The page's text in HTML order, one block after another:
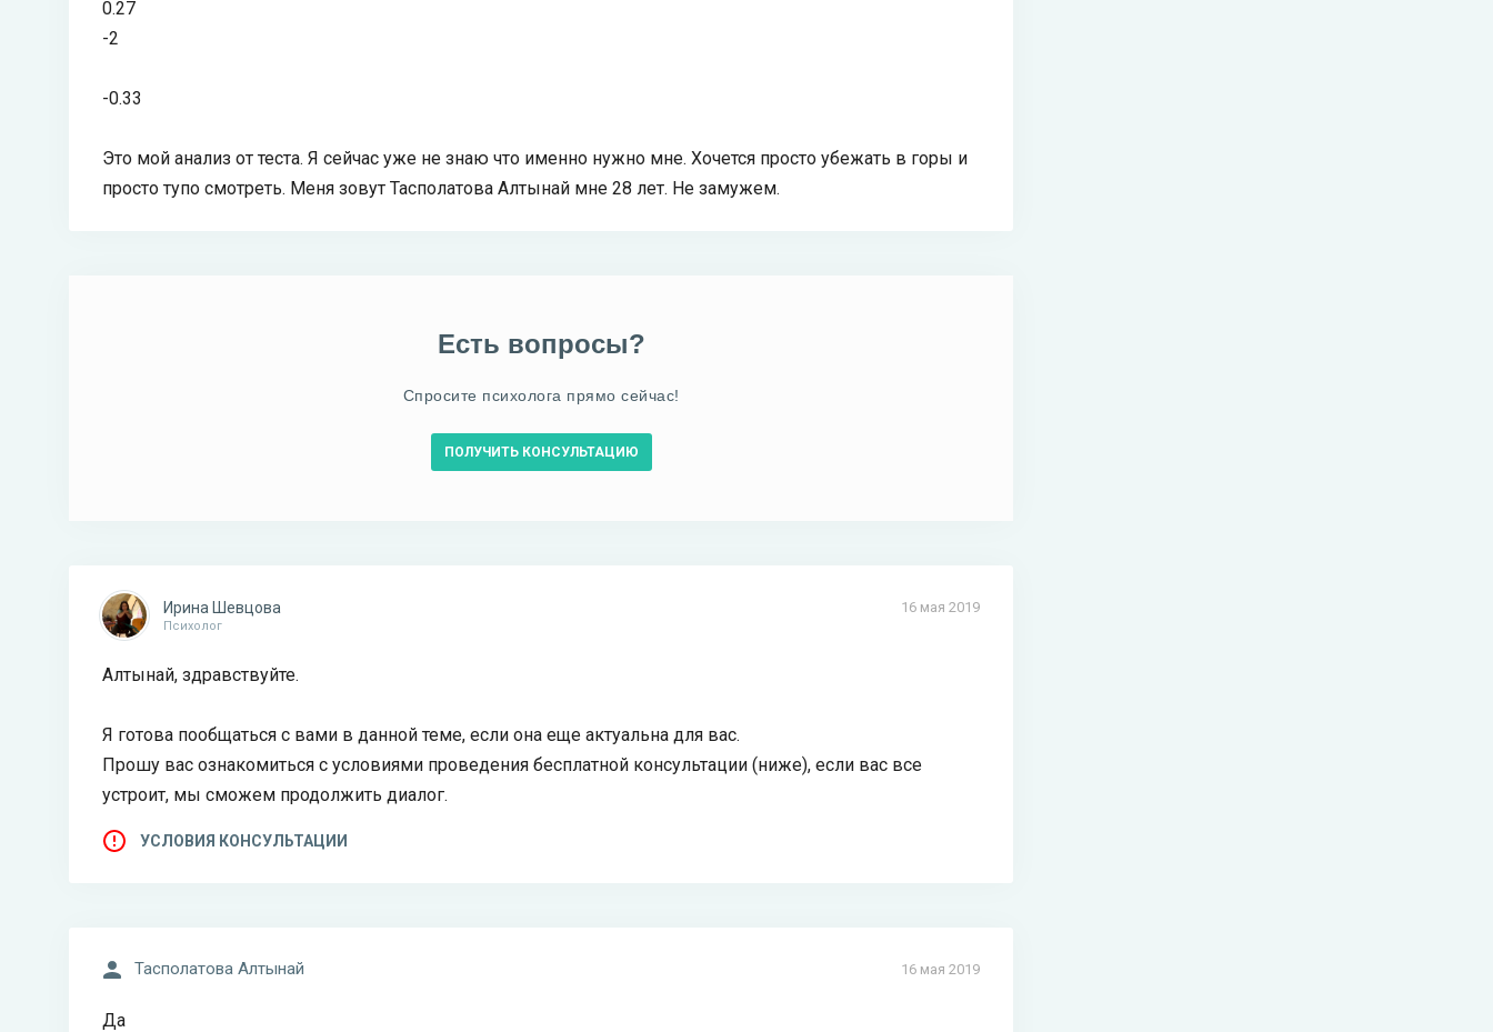
0.27
-2
-0.33
Это мой анализ от теста. Я сейчас уже не знаю что именно нужно мне. Хочется просто убежать в горы и
просто тупо смотреть. Меня зовут Тасполатова Алтынай мне 28 лет. Не замужем.
Есть вопросы?
Спросите психолога прямо сейчас!
ПОЛУЧИТЬ КОНСУЛЬТАЦИЮ
16 мая 2019
Ирина Шевцова
Психолог
Алтынай, здравствуйте.
Я готова пообщаться с вами в данной теме, если она еще актуальна для вас.
Прошу вас ознакомиться с условиями проведения бесплатной консультации (ниже), если вас все
устроит, мы сможем продолжить диалог.
УСЛОВИЯ КОНСУЛЬТАЦИИ
16 мая 2019
Тасполатова Алтынай
Да